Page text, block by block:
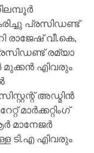
പ്രസിഡണ്ട്
രാജേഷ് വീ.കെ,
രമ്യാ
മുക്കൻ എിവരും
അഡ്മിൻ
മാർക്കറ്റിംഗ്
മാനേജർ
ടി.എ എിവരും